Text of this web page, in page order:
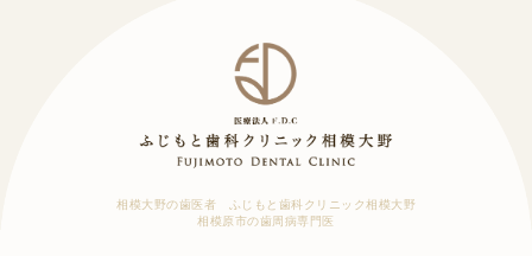
相模大野の歯医者 ふじもと歯科クリニック相模大野
相模原市の歯周病専門医